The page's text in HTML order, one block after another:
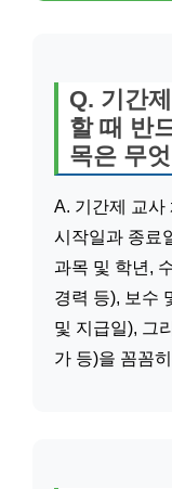
Q. 기간
할 때 반
목은 무
A. 기간제 교사
시작일과 종료
과목 및 학년,
경력 등), 보수
및 지급일), 그
가 등)을 꼼꼼